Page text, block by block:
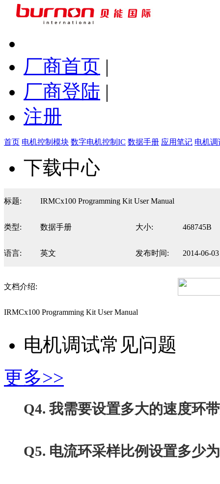
厂商首页 |
厂商登陆 |
注册
首页 电机控制模块 数字电机控制IC 数据手册 应用笔记 电机
下载中心
标题: IRMCx100 Programming Kit User Manual
类型: 数据手册 大小: 468745B
语言: 英文 发布时间: 2014-06-03
文档介绍:
IRMCx100 Programming Kit User Manual
电机调试常见问题
更多>>
Q4. 我需要设置多大的速度环
Q5. 电流环采样比例设置多少